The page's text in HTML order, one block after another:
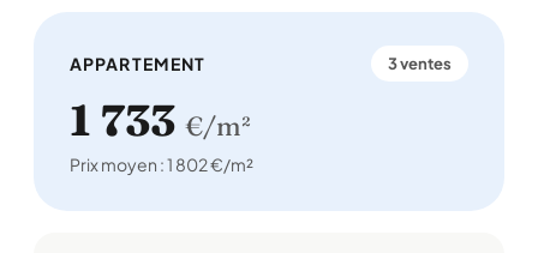
APPARTEMENT 3 ventes
1 733 €/m²
Prix moyen : 1 802 €/m²